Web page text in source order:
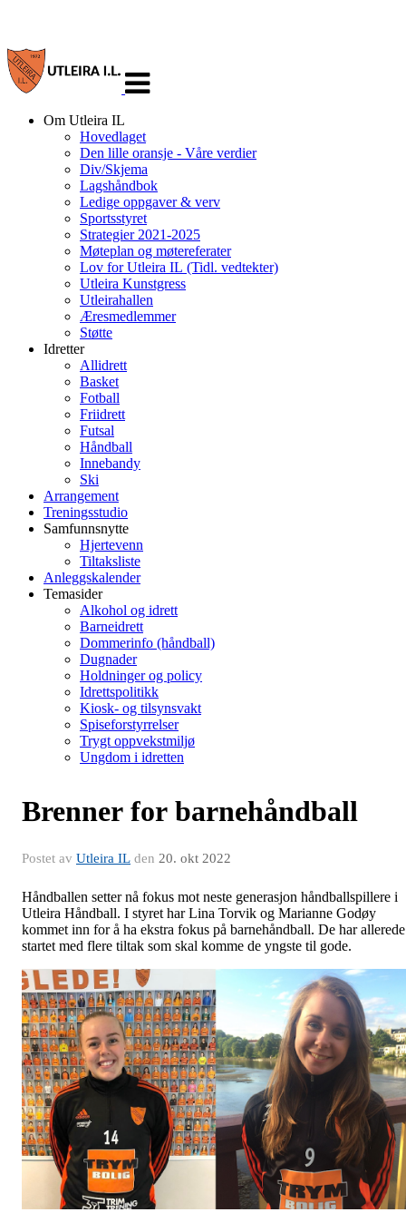
navigasjon
Om Utleira IL
Hovedlaget
Den lille oransje - Våre verdier
Div/Skjema
Lagshåndbok
Ledige oppgaver & verv
Sportsstyret
Strategier 2021-2025
Møteplan og møtereferater
Lov for Utleira IL (Tidl. vedtekter)
Utleira Kunstgress
Utleirahallen
Æresmedlemmer
Støtte
Idretter
Allidrett
Basket
Fotball
Friidrett
Futsal
Håndball
Innebandy
Ski
Arrangement
Treningsstudio
Samfunnsnytte
Hjertevenn
Tiltaksliste
Anleggskalender
Temasider
Alkohol og idrett
Barneidrett
Dommerinfo (håndball)
Dugnader
Holdninger og policy
Idrettspolitikk
Kiosk- og tilsynsvakt
Spiseforstyrrelser
Trygt oppvekstmiljø
Ungdom i idretten
Brenner for barnehåndball
Postet av Utleira IL den 20. okt 2022
Håndballen setter nå fokus mot neste generasjon håndballspillere i
Utleira Håndball. I styret har Lina Torvik og Marianne Godøy
kommet inn for å ha ekstra fokus på barnehåndball. De har allerede
startet med flere tiltak som skal komme de yngste til gode.